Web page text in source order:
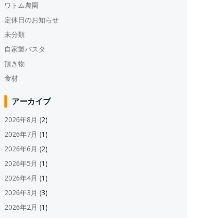
ワトム農園
定休日のお知らせ
未分類
自家製パスタ
頂き物
食材
アーカイブ
2026年8月 (2)
2026年7月 (1)
2026年6月 (2)
2026年5月 (1)
2026年4月 (1)
2026年3月 (3)
2026年2月 (1)